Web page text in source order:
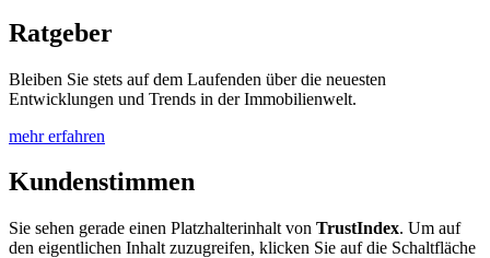
Ratgeber
Bleiben Sie stets auf dem Laufenden über die neuesten
Entwicklungen und Trends in der Immobilienwelt.
mehr erfahren
Kundenstimmen
Sie sehen gerade einen Platzhalterinhalt von TrustIndex. Um auf
den eigentlichen Inhalt zuzugreifen, klicken Sie auf die Schaltfläche